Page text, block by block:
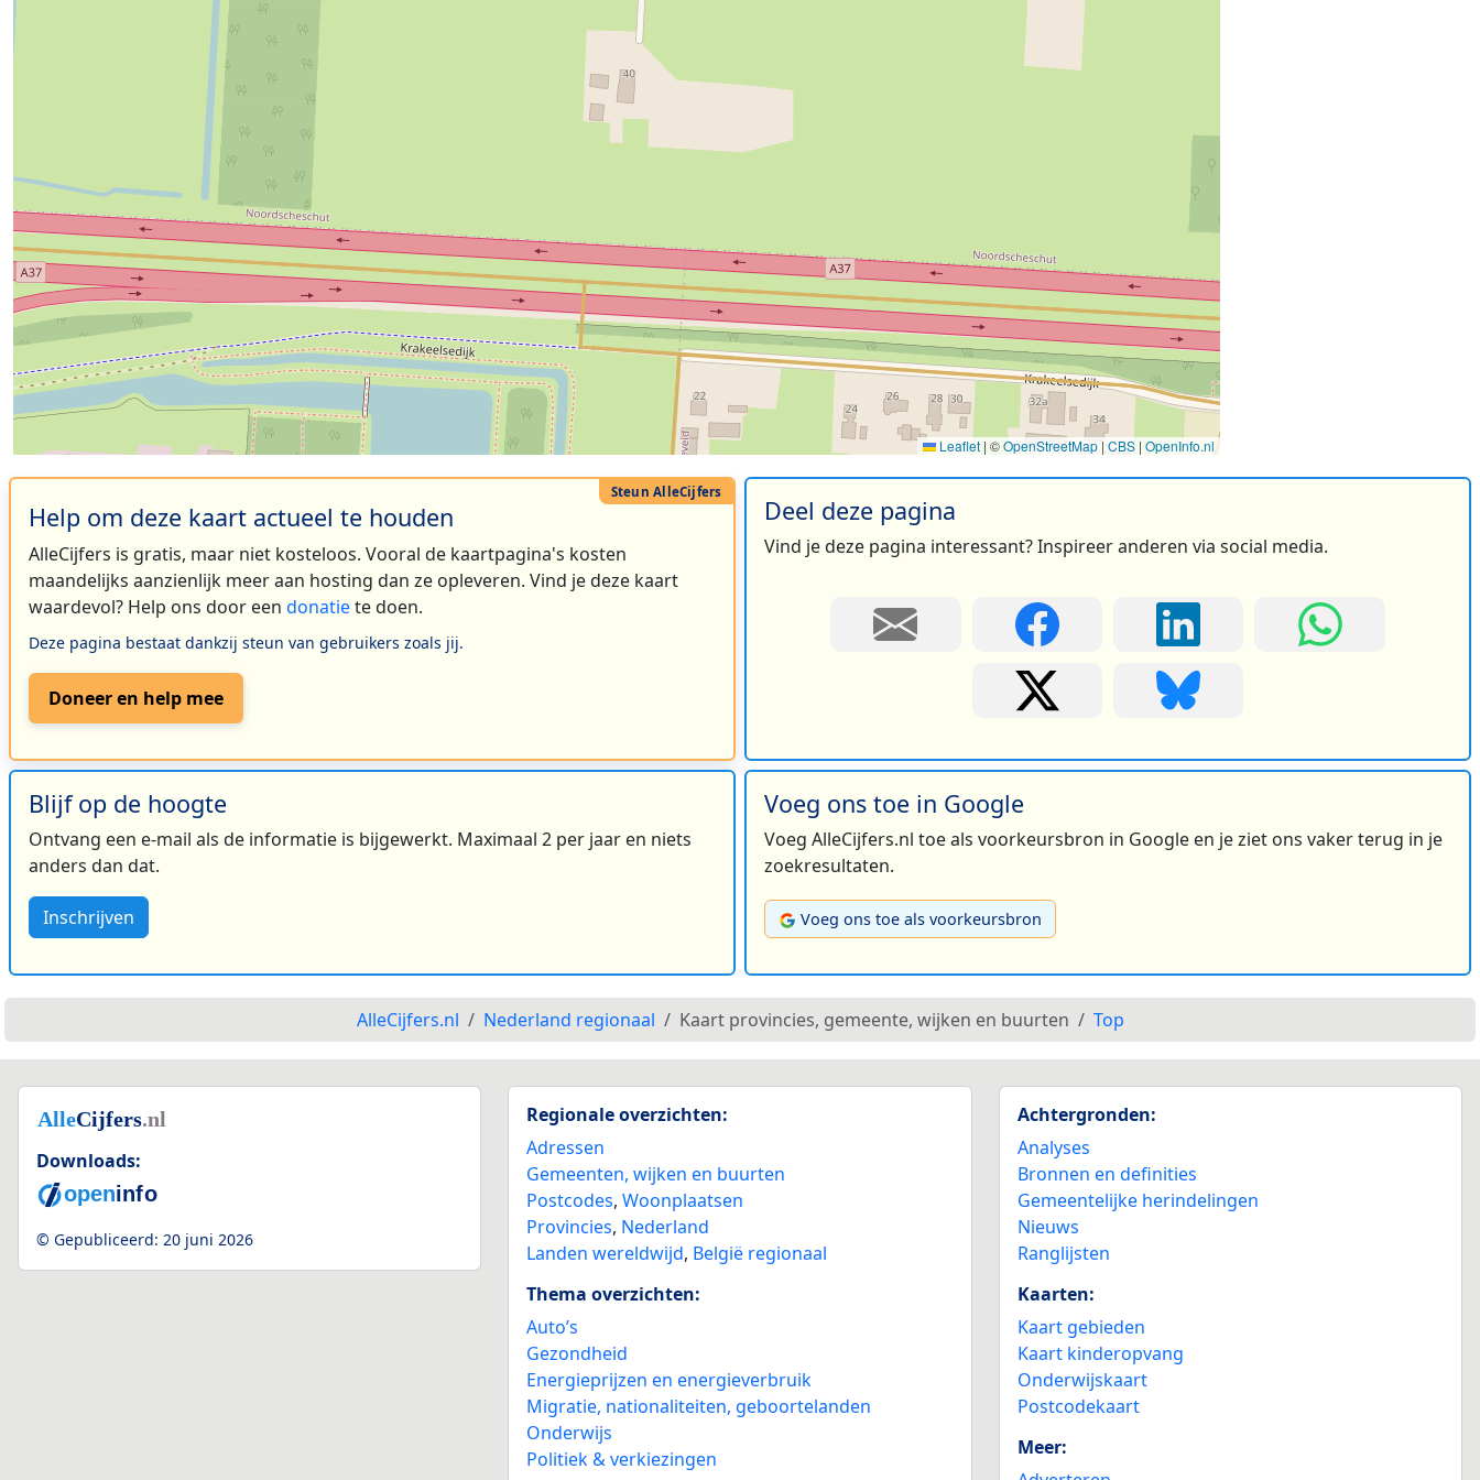
Leaflet | ©OpenStreetMap | CBS | OpenInfo.nl
Help om deze kaart actueel te houden
AlleCijfers is gratis, maar niet kosteloos. Vooral de kaartpagina's kosten
maandelijks aanzienlijk meer aan hosting dan ze opleveren. Vind je deze kaart
waardevol? Help ons door een donatiete doen.
Deze pagina bestaat dankzij steun van gebruikers zoals jij.
Doneer en help mee
Deel deze pagina
Vind je deze pagina interessant? Inspireer anderen via social media.
Blijf op de hoogte
Ontvang een e-mail als de informatie is bijgewerkt. Maximaal 2 per jaar en niets
anders dan dat.
Inschrijven
Voeg ons toe in Google
Voeg AlleCijfers.nl toe als voorkeursbron in Google en je ziet ons vaker terug in je
zoekresultaten.
Voeg ons toe als voorkeursbron
AlleCijfers.nl Nederland regionaal Kaart provincies, gemeente, wijken en buurten Top
Downloads:
© Gepubliceerd: 20 juni 2026
Regionale overzichten:
Adressen
Gemeenten, wijken en buurten
Postcodes,Woonplaatsen
Provincies, Nederland
Landen wereldwijd, België regionaal
Thema overzichten:
Auto’s
Gezondheid
Energieprijzen en energieverbruik
Migratie, nationaliteiten, geboortelanden
Onderwijs
Politiek & verkiezingen
Achtergronden:
Analyses
Bronnen en definities
Gemeentelijke herindelingen
Nieuws
Ranglijsten
Kaarten:
Kaart gebieden
Kaart kinderopvang
Onderwijskaart
Postcodekaart
Meer: